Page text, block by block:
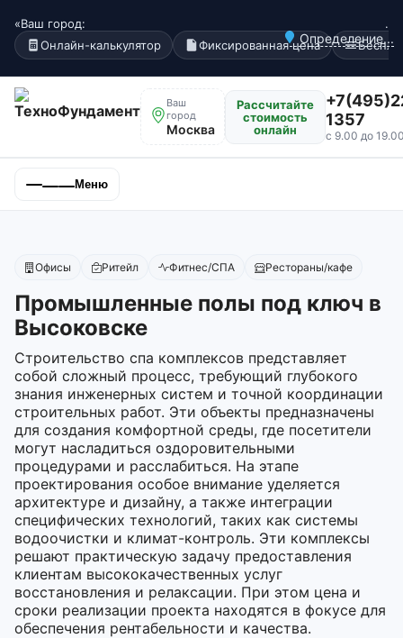
«Ваш город:
Определение...
.
Онлайн-калькулятор
Фиксированная цена
Ваш
город
Москва
Рассчитайте
стоимость
онлайн
1357
с 9.00 до
Меню
Офисы Ритейл Фитнес/СПА Рестораны/кафе
Промышленные полы под ключ в
Высоковске
Строительство спа комплексов представляет
собой сложный процесс, требующий глубокого
знания инженерных систем и точной координации
строительных работ. Эти объекты предназначены
для создания комфортной среды, где посетители
могут насладиться оздоровительными
процедурами и расслабиться. На этапе
проектирования особое внимание уделяется
архитектуре и дизайну, а также интеграции
специфических технологий, таких как системы
водоочистки и климат-контроль. Эти комплексы
решают практическую задачу предоставления
клиентам высококачественных услуг
восстановления и релаксации. При этом цена и
сроки реализации проекта находятся в фокусе для
обеспечения рентабельности и качества.